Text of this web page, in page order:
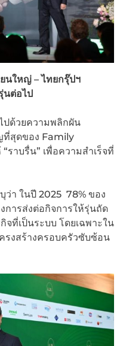
นใหญ่ – ไทยกรุ๊ปฯ
นต่อไป
ปด้วยความพลิกผัน
สุดของ Family
ราบรื่น” เพื่อความสำเร็จที่
ว่า ในปี 2025 78% ของ
การส่งต่อกิจการให้รุ่นถัด
จที่เป็นระบบ โดยเฉพาะใน
รงสร้างครอบครัวซับซ้อน